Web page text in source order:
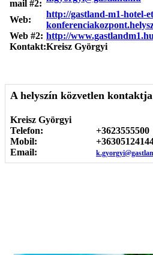
mail #2:
Web:
http://gastland-m1-hotel-
Web #2: http://www.gastlandm1.hu
Kontakt:Kreisz Györgyi
A helyszín közvetlen
Kreisz Györgyi
Telefon:
+3623555500
Mobil:
Email: